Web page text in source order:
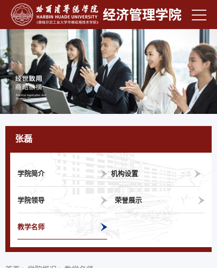
张磊
学院简介 机构设置
学院领导 荣誉展示
教学名师